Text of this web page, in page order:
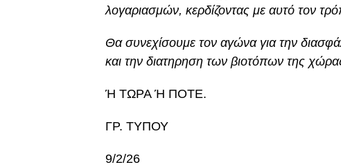
λογαριασμών, κερδίζοντας με αυτό τον
Θα συνεχίσουμε τον αγώνα για την
και την διατηρηση των βιοτόπων της
Ή ΤΩΡΑ Ή ΠΟΤΕ.
ΓΡ. ΤΥΠΟΥ
9/2/26